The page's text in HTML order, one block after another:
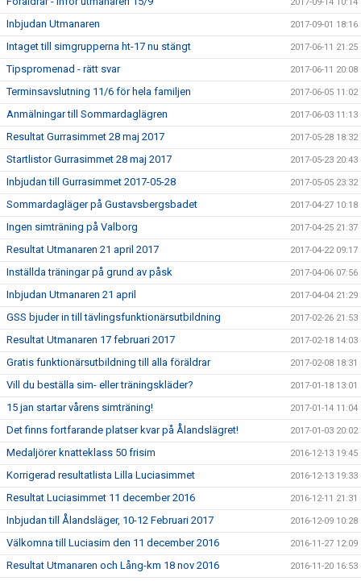
Inbjudan Utmanaren 2017-09-01 18:16
Intaget till simgrupperna ht-17 nu stängt 2017-06-11 21:25
Tipspromenad - rätt svar 2017-06-11 20:08
Terminsavslutning 11/6 för hela familjen 2017-06-05 11:02
Anmälningar till Sommardaglägren 2017-06-03 11:13
Resultat Gurrasimmet 28 maj 2017 2017-05-28 18:32
Startlistor Gurrasimmet 28 maj 2017 2017-05-23 20:43
Inbjudan till Gurrasimmet 2017-05-28 2017-05-05 23:32
Sommardagläger på Gustavsbergsbadet 2017-04-27 10:18
Ingen simträning på Valborg 2017-04-25 21:37
Resultat Utmanaren 21 april 2017 2017-04-22 09:17
Inställda träningar på grund av påsk 2017-04-06 07:56
Inbjudan Utmanaren 21 april 2017-04-04 21:29
GSS bjuder in till tävlingsfunktionärsutbildning 2017-02-26 21:53
Resultat Utmanaren 17 februari 2017 2017-02-18 14:03
Gratis funktionärsutbildning till alla föräldrar 2017-02-08 18:31
Vill du beställa sim- eller träningskläder? 2017-01-18 13:01
15 jan startar vårens simträning! 2017-01-14 11:04
Det finns fortfarande platser kvar på Ålandslägret! 2017-01-03 20:02
Medaljörer knatteklass 50 frisim 2016-12-13 19:45
Korrigerad resultatlista Lilla Luciasimmet 2016-12-13 19:33
Resultat Luciasimmet 11 december 2016 2016-12-11 21:31
Inbjudan till Ålandsläger, 10-12 Februari 2017 2016-12-09 10:28
Välkomna till Luciasim den 11 december 2016 2016-11-27 12:09
Resultat Utmanaren och Lång-km 18 nov 2016 2016-11-20 16:53